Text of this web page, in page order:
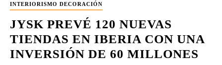
INTERIORISMO DECORACIÓN
JYSK PREVÉ 120 NUEVAS
TIENDAS EN IBERIA CON UNA
INVERSIÓN DE 60 MILLONES